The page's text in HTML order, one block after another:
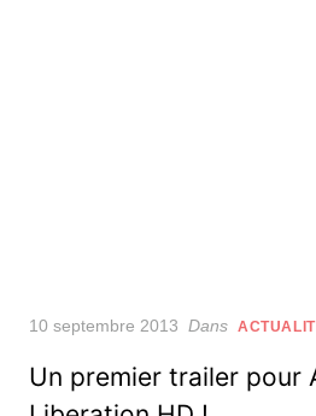
Posted
10 septembre 2013 Dans
Un premier trailer pour